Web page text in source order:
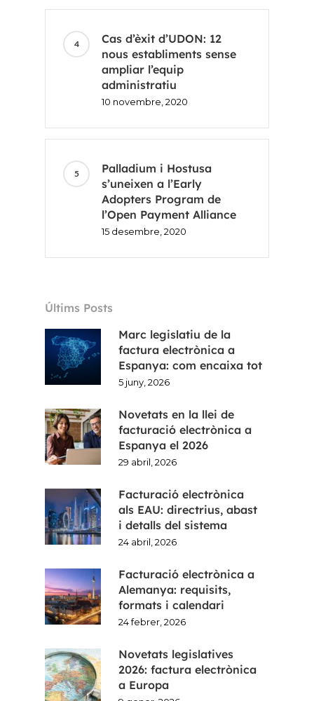
Cas d’èxit d’UDON: 12
nous establiments sense
ampliar l’equip
administratiu
10 novembre, 2020
Palladium i Hostusa
s’uneixen a l’Early
Adopters Program de
l’Open Payment Alliance
15 desembre, 2020
Últims Posts
Marc legislatiu de la
factura electrònica a
Espanya: com encaixa tot
5 juny, 2026
Novetats en la llei de
facturació electrònica a
Espanya el 2026
29 abril, 2026
Facturació electrònica
als EAU: directrius, abast
i detalls del sistema
24 abril, 2026
Facturació electrònica a
Alemanya: requisits,
formats i calendari
24 febrer, 2026
Novetats legislatives
2026: factura electrònica
a Europa